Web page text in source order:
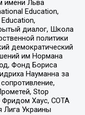
имени Льва
Education,
диалог, Школа
политики
демократический
им Нормана
Фонд Бориса
Науманна за
Stop
Фридом Хаус, СОТА
Лига Украины